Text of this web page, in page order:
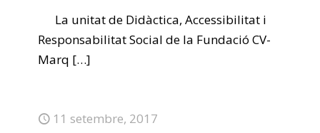
La unitat de Didàctica, Accessibilitat i
Responsabilitat Social de la Fundació CV-
Marq […]
11 setembre, 2017